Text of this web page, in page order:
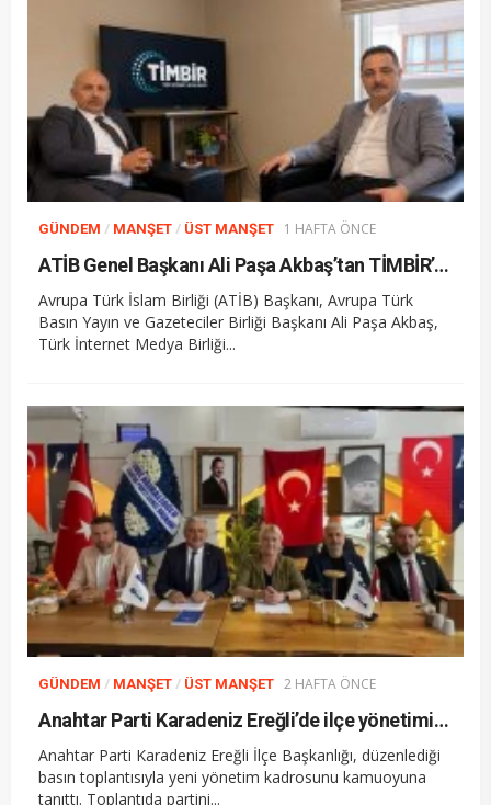
GÜNDEM / MANŞET / ÜST MANŞET 1 HAFTA ÖNCE
ATİB Genel Başkanı Ali Paşa Akbaş’tan TİMBİR’e ziyaret
Avrupa Türk İslam Birliği (ATİB) Başkanı, Avrupa Türk
Basın Yayın ve Gazeteciler Birliği Başkanı Ali Paşa Akbaş,
Türk İnternet Medya Birliği...
GÜNDEM / MANŞET / ÜST MANŞET 2 HAFTA ÖNCE
Anahtar Parti Karadeniz Ereğli’de ilçe yönetimini tanıttı
Anahtar Parti Karadeniz Ereğli İlçe Başkanlığı, düzenlediği
basın toplantısıyla yeni yönetim kadrosunu kamuoyuna
tanıttı. Toplantıda partini...